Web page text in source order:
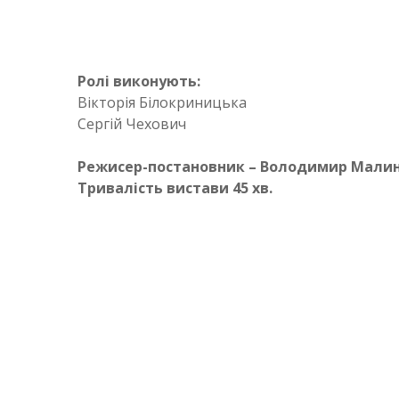
Ролі виконують:
Вікторія Білокриницька
Сергій Чехович
Режисер-постановник – Володимир
Тривалість вистави 45 хв.